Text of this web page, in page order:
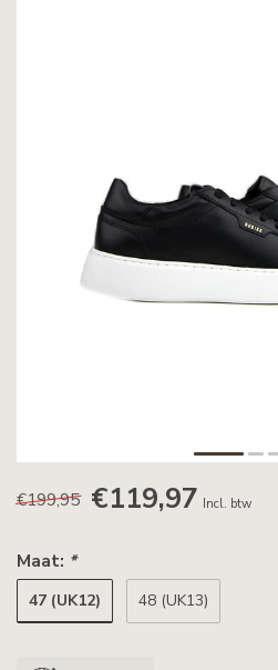
€199,95 €119,97 Incl. btw
Maat: *
47 (UK12) 48 (UK13)